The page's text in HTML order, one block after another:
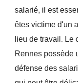
salarié, il est
êtes victime d'un
lieu de travail. Le
Rennes possède
défense des